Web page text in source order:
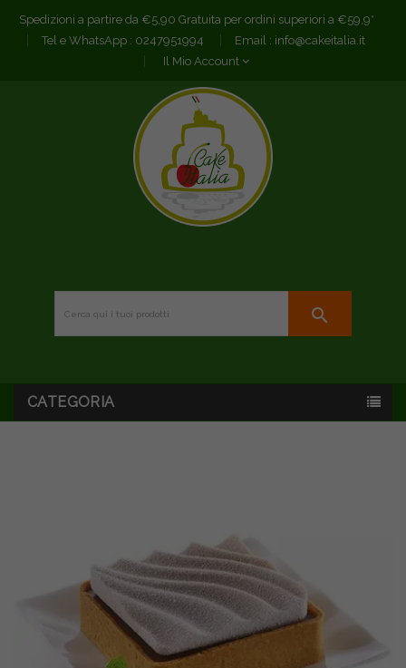
Spedizioni a partire da €5,90 Gratuita per ordini superiori a €59,9*
Tel e WhatsApp : 0247951994 Email : info@cakeitalia.it
Il Mio Account
search
CATEGORIA